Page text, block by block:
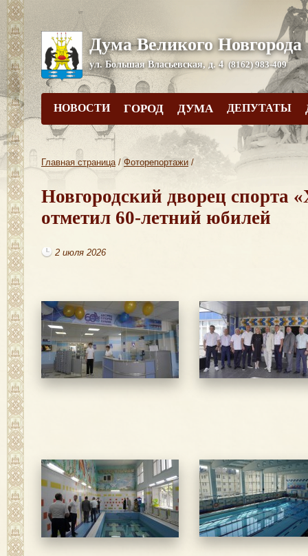
Дума Великого Новгорода
ул. Большая Власьевская, д. 4 (8162) 983-409
НОВОСТИ ГОРОД ДУМА ДЕПУТАТЫ
Главная страница/ Фоторепортажи /
Новгородский дворец спорта
отметил 60-летний юбилей
2 июля 2026